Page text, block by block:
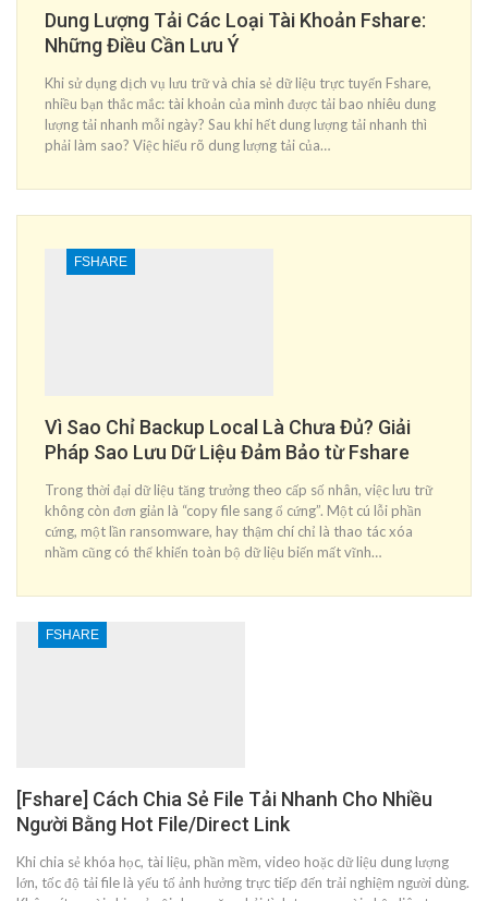
Dung Lượng Tải Các Loại Tài Khoản Fshare:
Những Điều Cần Lưu Ý
Khi sử dụng dịch vụ lưu trữ và chia sẻ dữ liệu trực tuyến Fshare,
nhiều bạn thắc mắc: tài khoản của mình được tải bao nhiêu dung
lượng tải nhanh mỗi ngày? Sau khi hết dung lượng tải nhanh thì
phải làm sao? Việc hiểu rõ dung lượng tải của…
FSHARE
Vì Sao Chỉ Backup Local Là Chưa Đủ? Giải
Pháp Sao Lưu Dữ Liệu Đảm Bảo từ Fshare
Trong thời đại dữ liệu tăng trưởng theo cấp số nhân, việc lưu trữ
không còn đơn giản là “copy file sang ổ cứng”. Một cú lỗi phần
cứng, một lần ransomware, hay thậm chí chỉ là thao tác xóa
nhầm cũng có thể khiến toàn bộ dữ liệu biến mất vĩnh…
FSHARE
[Fshare] Cách Chia Sẻ File Tải Nhanh Cho Nhiều
Người Bằng Hot File/Direct Link
Khi chia sẻ khóa học, tài liệu, phần mềm, video hoặc dữ liệu dung lượng
lớn, tốc độ tải file là yếu tố ảnh hưởng trực tiếp đến trải nghiệm người dùng.